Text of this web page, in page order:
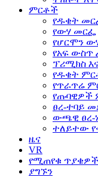
ምርቶች
የዱቄት
የውሃ መርፌ
የሆርሞን
የአፍ ውስጥ
ፕሪሚክስ
የዱቄት
የጥራጥሬ
የጡባዊዎች
ፀረ-ተባይ
ውጫዊ ፀረ-
ተለይተው
ዜና
VR
የሚጠየቁ ጥያቄዎች
ያግኙን